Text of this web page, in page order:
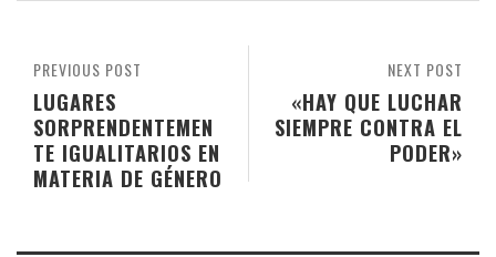
NEXT POST
«HAY QUE LUCHAR
SIEMPRE CONTRA EL
PODER»
PREVIOUS POST
LUGARES
SORPRENDENTEMEN
TE IGUALITARIOS EN
MATERIA DE GÉNERO